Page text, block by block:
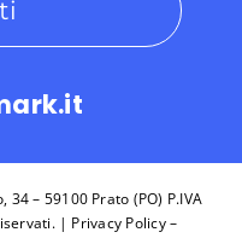
– 59100 Prato (PO) P.IVA
| Privacy Policy–